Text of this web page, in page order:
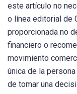
este artículo no
o línea editorial de
proporcionada no
financiero o
movimiento
única de la
de tomar una